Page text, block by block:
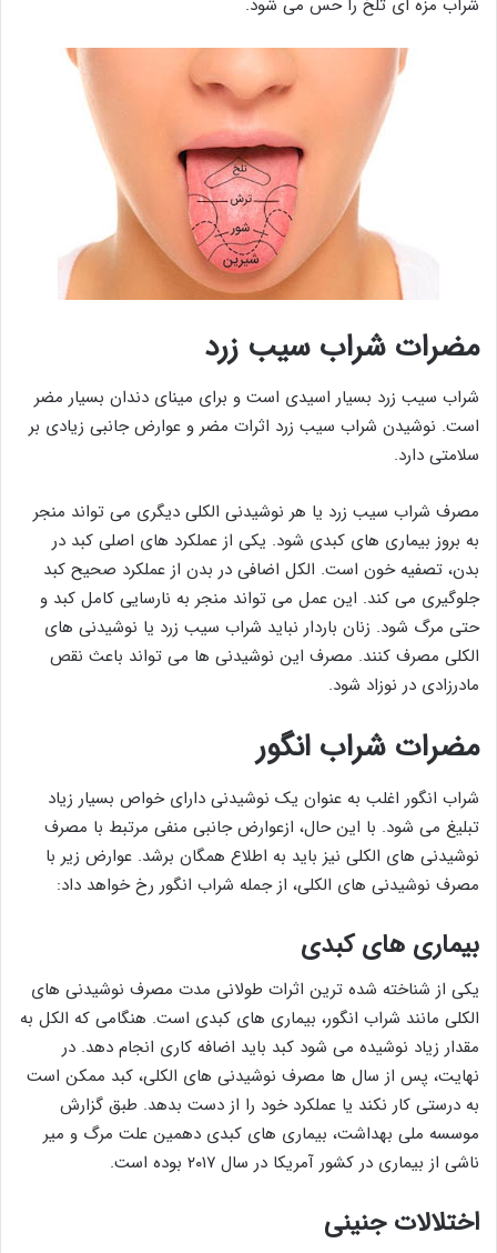
مضرات شراب سیب زرد
شراب سیب زرد بسیار اسیدی است و برای مینای دندان بسیار مضر
است. نوشیدن شراب سیب زرد اثرات مضر و عوارض جانبی زیادی بر
سلامتی دارد.
مصرف شراب سیب زرد یا هر نوشیدنی الکلی دیگری می تواند منجر
به بروز بیماری های کبدی شود. یکی از عملکرد های اصلی کبد در
بدن، تصفیه خون است. الکل اضافی در بدن از عملکرد صحیح کبد
جلوگیری می کند. این عمل می تواند منجر به نارسایی کامل کبد و
حتی مرگ شود. زنان باردار نباید شراب سیب زرد یا نوشیدنی های
الکلی مصرف کنند. مصرف این نوشیدنی ها می تواند باعث نقص
مادرزادی در نوزاد شود.
مضرات شراب انگور
شراب انگور اغلب به عنوان یک نوشیدنی دارای خواص بسیار زیاد
تبلیغ می شود. با این حال، ازعوارض جانبی منفی مرتبط با مصرف
نوشیدنی های الکلی نیز باید به اطلاع همگان برشد. عوارض زیر با
مصرف نوشیدنی های الکلی، از جمله شراب انگور رخ خواهد داد:
بیماری های کبدی
یکی از شناخته شده ترین اثرات طولانی مدت مصرف نوشیدنی های
الکلی مانند شراب انگور، بیماری های کبدی است. هنگامی که الکل به
مقدار زیاد نوشیده می شود کبد باید اضافه کاری انجام دهد. در
نهایت، پس از سال ‌ها مصرف نوشیدنی های الکلی، کبد ممکن است
به درستی کار نکند یا عملکرد خود را از دست بدهد. طبق گزارش
موسسه ملی بهداشت، بیماری های کبدی دهمین علت مرگ و میر
ناشی از بیماری در کشور آمریکا در سال ۲۰۱۷ بوده است.
اختلالات جنینی